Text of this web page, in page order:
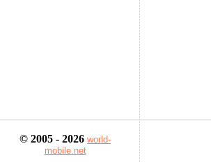
© 2005 - 2026 world-
mobile.net